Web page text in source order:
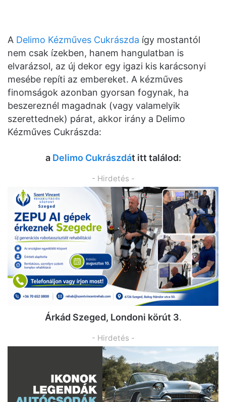
A Delimo Kézműves Cukrászda így mostantól
nem csak ízekben, hanem hangulatban is
elvarázsol, az új dekor egy igazi kis karácsonyi
mesébe repíti az embereket. A kézműves
finomságok azonban gyorsan fogynak, ha
beszereznél magadnak (vagy valamelyik
szerettednek) párat, akkor irány a Delimo
Kézműves Cukrászda:
a Delimo Cukrászdát itt találod:
- Hirdetés -
Árkád Szeged, Londoni körút 3.
- Hirdetés -